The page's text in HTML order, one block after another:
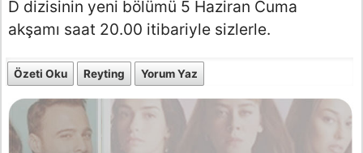
D dizisinin yeni bölümü 5 Haziran Cuma
akşamı saat 20.00 itibariyle sizlerle.
Özeti Oku Reyting Yorum Yaz